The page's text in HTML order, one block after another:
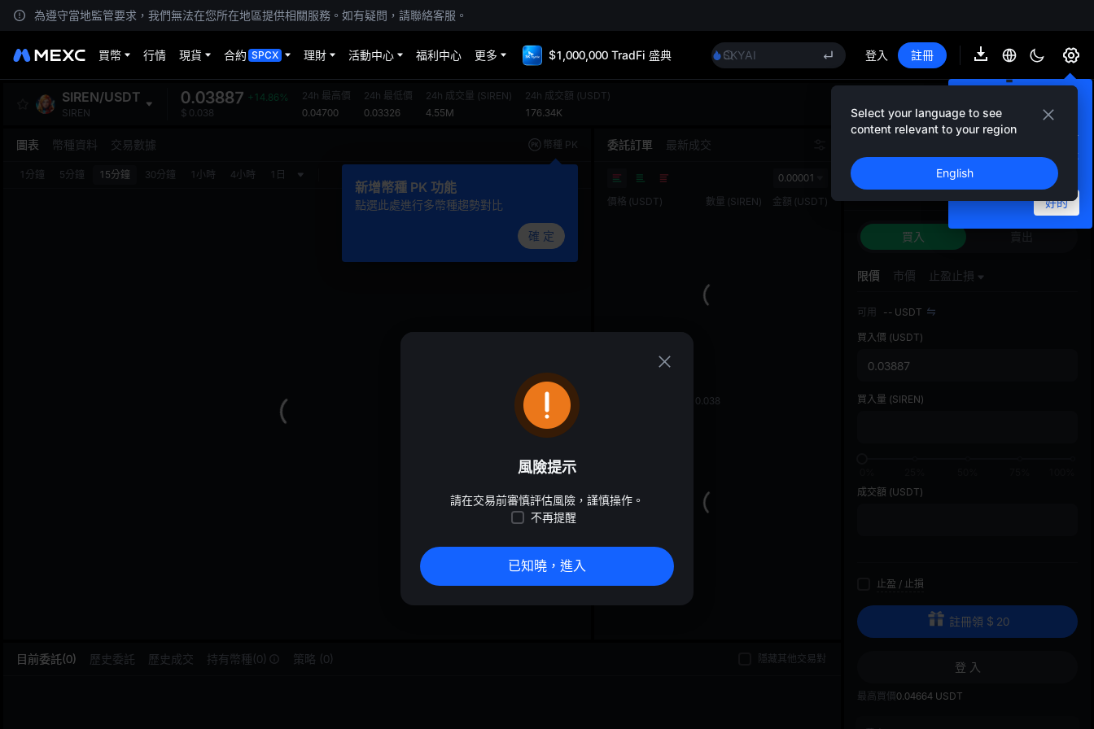
為遵守當地監管要求，我們無法在您所在地區提供相關服務。如有疑問，請聯絡客服。
買幣 行情 現貨 合約 SPCX 理財 活動中心 福利中心 更多 $1,000,000 TradFi 盛典
SKYAI
UNITREE 8.10 科創板申購
UNITREE 8.10 科創板申購
SPCX 解禁不跌反漲
登入 註冊
為了提供更便捷的操作界
面，現貨交易頁面的預設佈
局已更新。您可以在偏好設
定中重新設定頁面佈局。
好的
Select your language to see
content relevant to your region
English
SIREN/USDT
SIREN
0.03887 +14.86%
$ 0.038
24h 最高價
0.04700
24h 最低價
0.03326
24h 成交量 (SIREN)
4.55M
24h 成交額 (USDT)
176.34K
圖表 幣種資料 交易數據 幣種 PK
新增幣種 PK 功能
點選此處進行多幣種趨勢對比
確 定
1分鐘 5分鐘 15分鐘 30分鐘 1小時 4小時 1日
委託訂單 最新成交
0.00001
價格 (USDT) 數量 (SIREN) 金額 (USDT)
0.038
作。
現貨交易 合約
買入 賣出
限價 市價 止盈止損
可用 -- USDT
買入價 (USDT)
買入量 (SIREN)
成交額 (USDT)
止盈 / 止損
註冊領 $ 20
登 入
最高買價0.04664 USDT
目前委託(0) 歷史委託 歷史成交 持有幣種(0) 策略 (0) 隱藏其他交易對
風險提示
請在交易前審慎評估風險，謹慎操作。
不再提醒
已知曉，進入